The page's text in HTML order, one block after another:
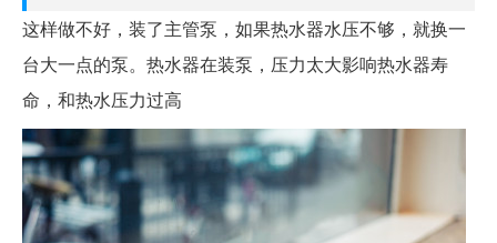
这样做不好，装了主管泵，如果热水器水压不够，就换一
台大一点的泵。热水器在装泵，压力太大影响热水器寿
命，和热水压力过高